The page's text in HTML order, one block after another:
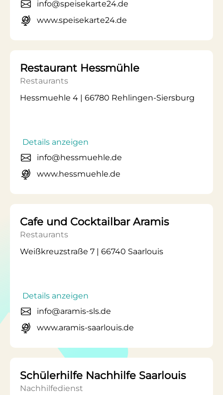
info@speisekarte24.de
www.speisekarte24.de
Restaurant Hessmühle
Restaurants
Hessmuehle 4 | 66780 Rehlingen-Siersburg
Details anzeigen
info@hessmuehle.de
www.hessmuehle.de
Cafe und Cocktailbar Aramis
Restaurants
Weißkreuzstraße 7 | 66740 Saarlouis
Details anzeigen
info@aramis-sls.de
www.aramis-saarlouis.de
Schülerhilfe Nachhilfe Saarlouis
Nachhilfedienst